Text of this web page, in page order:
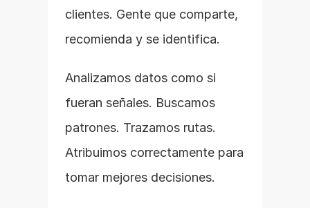
clientes. Gente que comparte,
recomienda y se identifica.
Analizamos datos como si
fueran señales. Buscamos
patrones. Trazamos rutas.
Atribuimos correctamente para
tomar mejores decisiones.